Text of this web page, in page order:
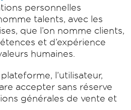
personnelles
talents, avec les
que l’on nomme clients,
et d’expérience
humaines.
l’utilisateur,
accepter sans réserve
générales de vente et